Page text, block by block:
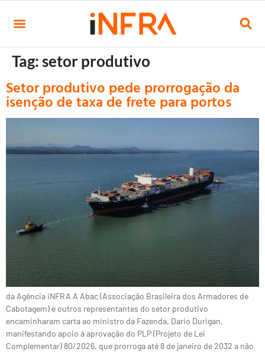
Tag:setor produtivo
Setor produtivo pede prorrogação da
isenção de taxa de frete para portos
da Agência iNFRA A Abac (Associação Brasileira dos Armadores de
Cabotagem) e outros representantes do setor produtivo
encaminharam carta ao ministro da Fazenda, Dario Durigan,
manifestando apoio à aprovação do PLP (Projeto de Lei
Complementar) 80/2026, que prorroga até 8 de janeiro de 2032 a não